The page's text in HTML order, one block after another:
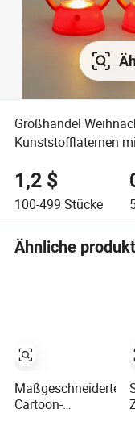
Großhandel
Kunststofflaternen
1,2 $
100-499 Stücke
Ähnliche
Maßgeschneiderte
Cartoon-